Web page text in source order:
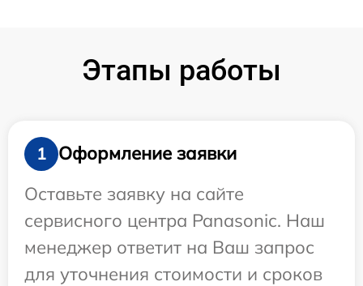
Этапы работы
1
Оформление заявки
Оставьте заявку на сайте
сервисного центра Panasonic. Наш
менеджер ответит на Ваш запрос
для уточнения стоимости и сроков